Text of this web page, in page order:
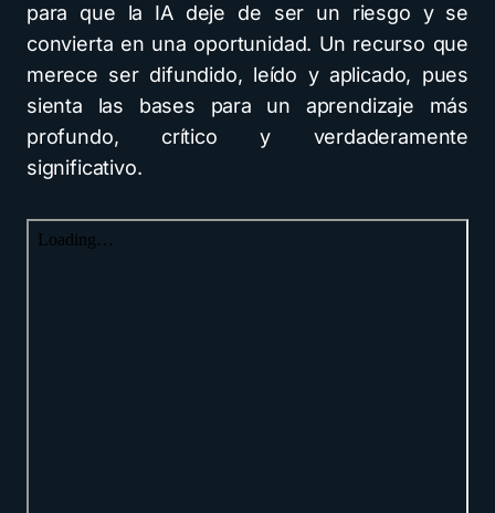
para que la IA deje de ser un riesgo y se
convierta en una oportunidad. Un recurso que
merece ser difundido, leído y aplicado, pues
sienta las bases para un aprendizaje más
profundo, crítico y verdaderamente
significativo.